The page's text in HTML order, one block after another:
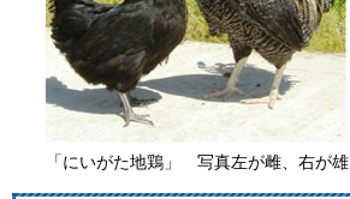
「にいがた地鶏」 写真左が雌、右が雄